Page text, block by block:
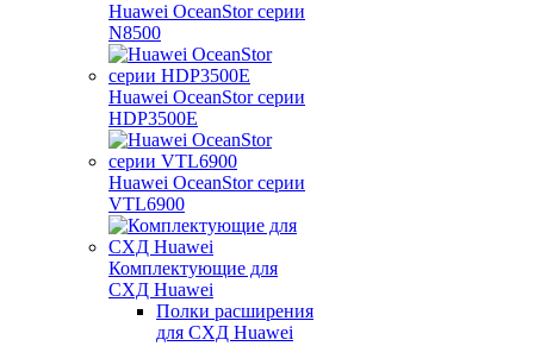
Huawei OceanStor серии
N8500
Huawei OceanStor серии
HDP3500E
Huawei OceanStor серии
VTL6900
Комплектующие для
СХД Huawei
Полки расширения
для СХД Huawei